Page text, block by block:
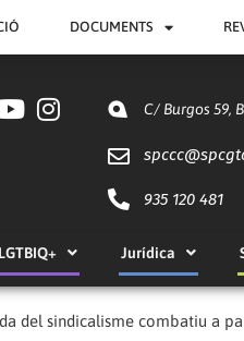
DOCUMENTS
C/ Burgos 59,
spccc@
935 120 481
Jurídica
del sindicalisme combatiu a